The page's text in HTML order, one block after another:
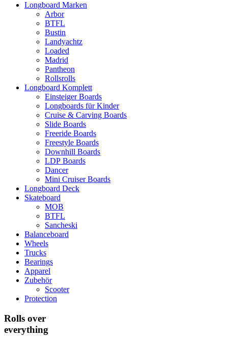
Longboard Marken
Arbor
BTFL
Bustin
Landyachtz
Loaded
Madrid
Pantheon
Rollsrolls
Longboard Komplett
Einsteiger Boards
Longboards für Kinder
Cruise & Carving Boards
Slide Boards
Freeride Boards
Freestyle Boards
Downhill Boards
LDP Boards
Dancer
Mini Cruiser Boards
Longboard Deck
Skateboard
MOB
BTFL
Sancheski
Balanceboard
Wheels
Trucks
Bearings
Apparel
Zubehör
Scooter
Protection
Rolls over
everything